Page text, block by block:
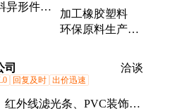
异形件
加工橡胶塑料
环保原料生产
司 洽谈
回复及时 出价迅速
红外线滤光条、PVC装饰